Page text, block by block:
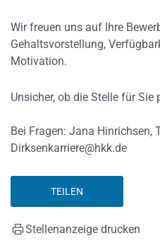
Wir freuen uns auf Ihre
Gehaltsvorstellung,
Motivation.
Unsicher, ob die Stelle für Sie
Bei Fragen: Jana Hinrichsen,
Dirksenkarriere@hkk.de
TEILEN
Stellenanzeige drucken